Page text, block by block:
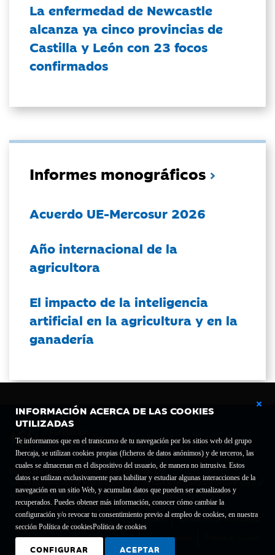
INFORMACIÓN ACERCA DE LAS COOKIES
UTILIZADAS
Te informamos que en el transcurso de tu navegación por los sitios web del grupo
Ibercaja, se utilizan cookies propias (ficheros de datos anónimos) y de terceros, las
cuales se almacenan en el dispositivo del usuario, de manera no intrusiva. Estos
datos se utilizan exclusivamente para habilitar y estudiar algunas interacciones de la
navegación en un sitio Web, y acumulan datos que pueden ser actualizados y
recuperados. Puedes obtener más información, conocer cómo cambiar la
configuración y/o revocar tu consentimiento previo al empleo de cookies, en nuestra
sección Política de cookiesPolítica de cookies
CONFIGURAR ACEPTAR
La enfermedad de Newcastle
alcanza ya cinco provincias de
Castilla y León con 23 focos
confirmados
Informes monográficos
Acuerdo UE-Mercosur 2026
Año internacional de la
agricultora
El impacto de la inteligencia
artificial en la agricultura y en la
ganadería
Fundación Bancaria Ibercaja C.I.F. G-50000652.
Inscrita en el Registro de Fundaciones del Mº de Educación, Cultura y Deporte con el nº
1689.
Domicilio social: Joaquín Costa, 13. 50001 Zaragoza.
Contacto
Declaración de accesibilidad
Aviso legal Política de privacidad